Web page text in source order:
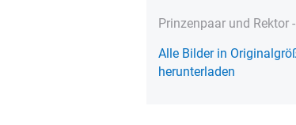
Prinzenpaar und Rektor
Alle Bilder in
herunterladen